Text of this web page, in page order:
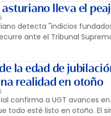
lleva el
detecta "indicios
ante el Tribunal
la edad de
realidad en otoño
confirma a UGT avances
todo esté listo en otoño. El